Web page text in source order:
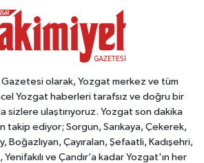
olarak, Yozgat merkez ve tüm
Yozgat haberleri tarafsız ve doğru bir
sizlere ulaştırıyoruz. Yozgat son dakika
takip ediyor; Sorgun, Sarıkaya, Çekerek,
Boğazlıyan, Çayıralan, Şefaatli, Kadışehri,
Yenifakılı ve Çandır’a kadar Yozgat'ın her